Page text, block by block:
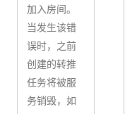
加入房间。
当发生该错
误时，之前
创建的转推
任务将被服
务销毁，如